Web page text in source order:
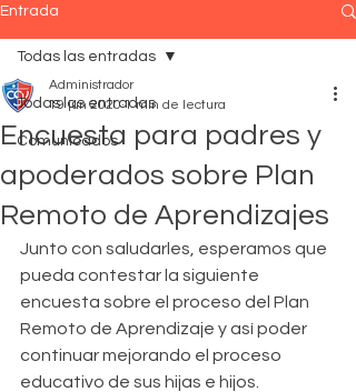
Entrada
Todas las entradas
Comunicados
Todas las entradas
Encuesta para padres y
apoderados sobre Plan
Remoto de Aprendizajes
Administrador
19 jun 2020 1 min de lectura
Junto con saludarles, esperamos que
pueda contestar la siguiente
encuesta sobre el proceso del Plan
Remoto de Aprendizaje y así poder
continuar mejorando el proceso
educativo de sus hijas e hijos.